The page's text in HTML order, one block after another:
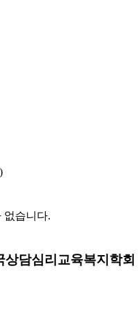
없습니다.
상담심리교육복지학회